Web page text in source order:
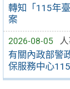
轉知「115年
案
2026-08-05
有關內政部警
保服務中心